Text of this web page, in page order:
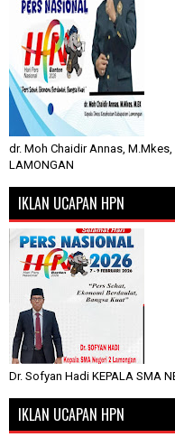
dr. Moh Chaidir Annas, M.Mkes,
LAMONGAN
IKLAN UCAPAN HPN
Dr. Sofyan Hadi KEPALA SMA
IKLAN UCAPAN HPN